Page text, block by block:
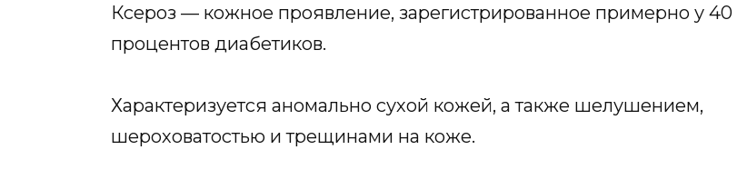
Ксероз — кожное проявление, зарегистрированное примерно у 40
процентов диабетиков.
Характеризуется аномально сухой кожей, а также шелушением,
шероховатостью и трещинами на коже.